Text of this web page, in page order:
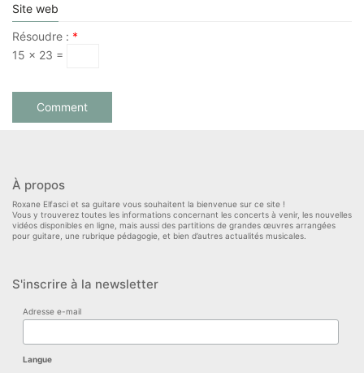
Site web
Résoudre : *
15 × 23 =
À propos
Roxane Elfasci et sa guitare vous souhaitent la bienvenue sur ce site !
Vous y trouverez toutes les informations concernant les concerts à venir, les nouvelles
vidéos disponibles en ligne, mais aussi des partitions de grandes œuvres arrangées
pour guitare, une rubrique pédagogie, et bien d’autres actualités musicales.
S'inscrire à la newsletter
Adresse e-mail
Langue